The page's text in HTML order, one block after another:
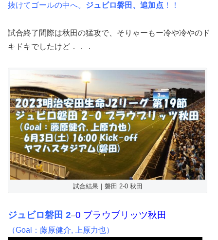
抜けてゴールの中へ。 ジュビロ磐田、追加点 ！！
試合終了間際は秋田の猛攻で、そりゃーもー冷や冷やのド
キドキでしたけど．．．
試合結果｜磐田 2-0 秋田
ジュビロ磐田 2–0 ブラウブリッツ秋田
（Goal：藤原健介, 上原力也）